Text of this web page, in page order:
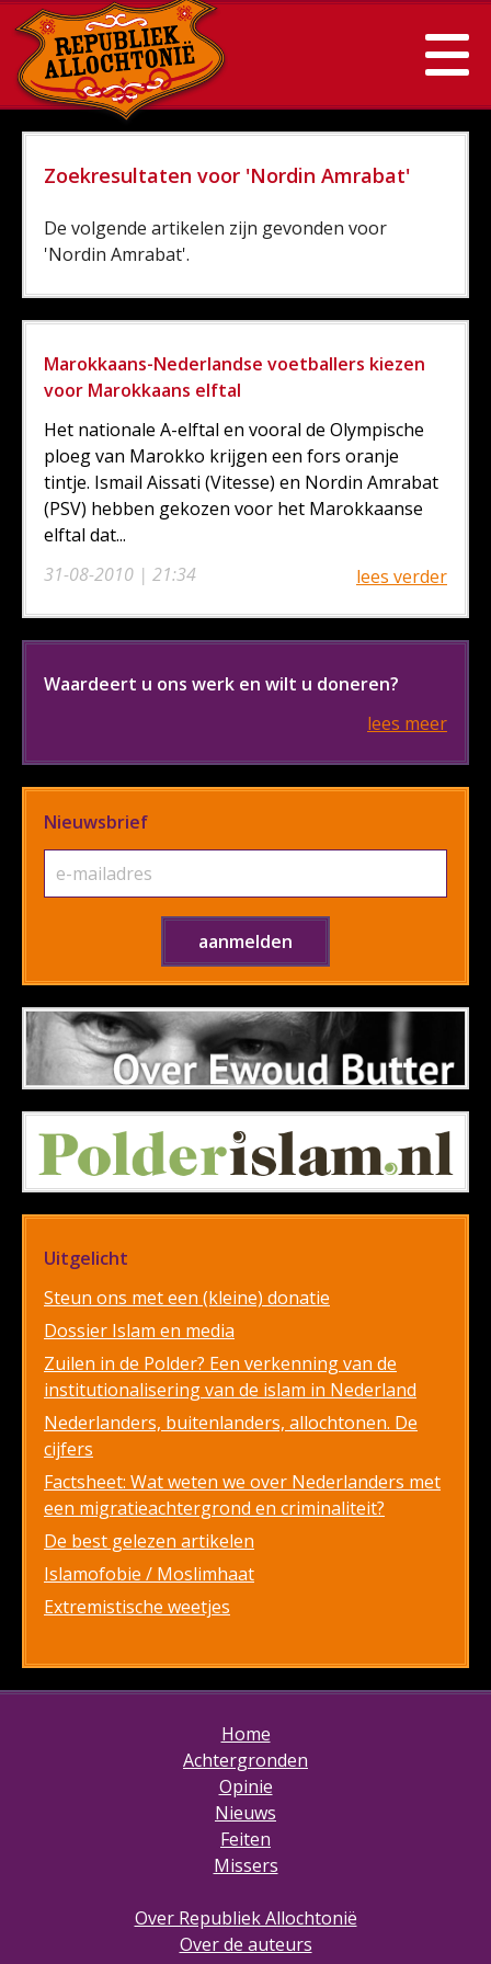
Zoekresultaten voor 'Nordin Amrabat'
De volgende artikelen zijn gevonden voor
'Nordin Amrabat'.
Marokkaans-Nederlandse voetballers kiezen
voor Marokkaans elftal
31-08-2010 | 21:34
Het nationale A-elftal en vooral de Olympische
ploeg van Marokko krijgen een fors oranje
tintje. Ismail Aissati (Vitesse) en Nordin Amrabat
(PSV) hebben gekozen voor het Marokkaanse
elftal dat...
lees verder
Waardeert u ons werk en wilt u doneren?
lees meer
Nieuwsbrief
Uitgelicht
Steun ons met een (kleine) donatie
Dossier Islam en media
Zuilen in de Polder? Een verkenning van de
institutionalisering van de islam in Nederland
Nederlanders, buitenlanders, allochtonen. De
cijfers
Factsheet: Wat weten we over Nederlanders met
een migratieachtergrond en criminaliteit?
De best gelezen artikelen
Islamofobie / Moslimhaat
Extremistische weetjes
Home
Achtergronden
Opinie
Nieuws
Feiten
Missers
Over Republiek Allochtonië
Over de auteurs